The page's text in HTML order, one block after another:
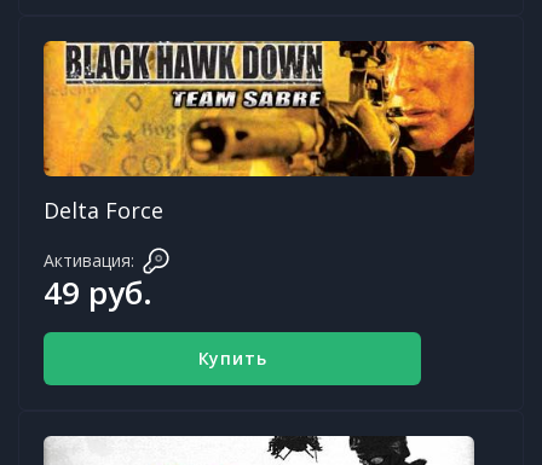
Delta Force
Активация:
49 руб.
Купить